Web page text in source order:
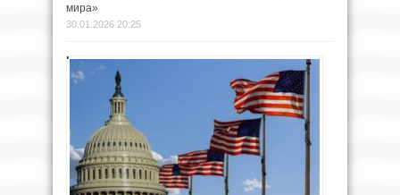
мира»
30.01.2026 20:25